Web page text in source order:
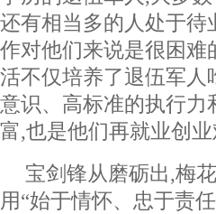
还有相当多的人处于待
作对他们来说是很困难
活不仅培养了退伍军人
意识、高标准的执行力
富,也是他们再就业创业
宝剑锋从磨砺出,梅
用“始于情怀、忠于责